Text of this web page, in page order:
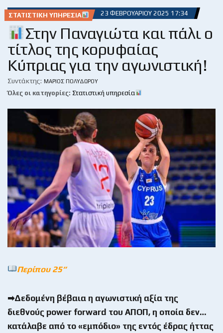
ΣΤΑΤΙΣΤΙΚΉ ΥΠΗΡΕΣΊΑ 23 ΦΕΒΡΟΥΑΡΊΟΥ 2025 17:34
Στην Παναγιώτα και πάλι ο
τίτλος της κορυφαίας
Κύπριας για την αγωνιστική!
Συντάκτης: ΜΆΡΙΟΣ ΠΟΛΥΔΏΡΟΥ
Όλες οι κατηγορίες: Στατιστική υπηρεσία
Περίπου 25“
➡Δεδομένη βέβαια η αγωνιστική αξία της
διεθνούς power forward του ΑΠΟΠ, η οποία δεν…
κατάλαβε από το «εμπόδιο» της εντός έδρας ήττας